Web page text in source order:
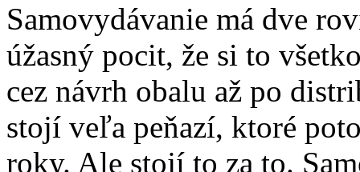
Samovydávanie má dve
úžasný pocit, že si to
cez návrh obalu až po
stojí veľa peňazí, ktoré
roky. Ale stojí to za to.